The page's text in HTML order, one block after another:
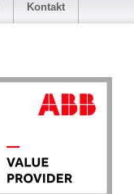
Kontakt